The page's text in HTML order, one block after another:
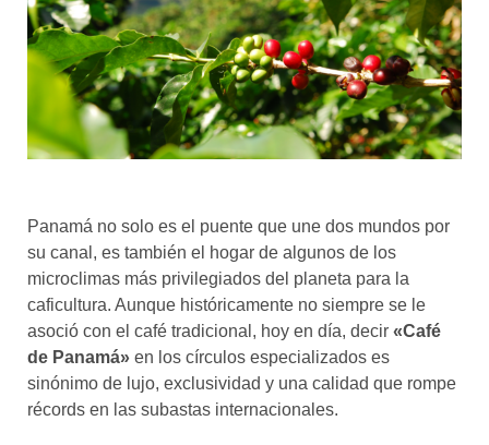
CONTACTO
Panamá no solo es el puente que une dos mundos por
su canal, es también el hogar de algunos de los
microclimas más privilegiados del planeta para la
caficultura. Aunque históricamente no siempre se le
asoció con el café tradicional, hoy en día, decir «Café
de Panamá» en los círculos especializados es
sinónimo de lujo, exclusividad y una calidad que rompe
récords en las subastas internacionales.